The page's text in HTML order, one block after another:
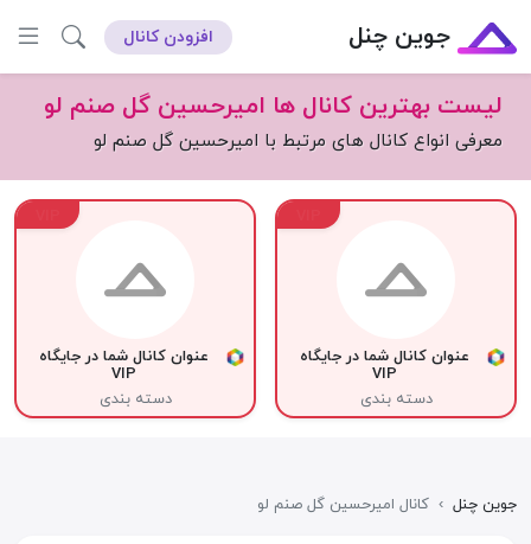
جوین چنل افزودن کانال
لیست بهترین کانال ها امیرحسین گل صنم لو
معرفی انواع کانال های مرتبط با امیرحسین گل صنم لو
عنوان کانال شما در جایگاه
VIP
دسته بندی
عنوان کانال شما در جایگاه
VIP
دسته بندی
جوین چنل › کانال امیرحسین گل صنم لو